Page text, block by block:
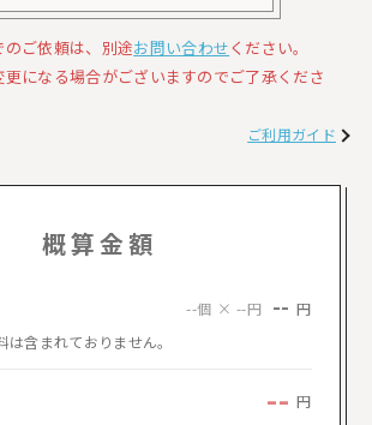
ご依頼は、別途お問い合わせください。
になる場合がございますのでご了承くださ
ご利用ガイド
概算金額
--個 × --円 -- 円
は含まれておりません。
-- 円